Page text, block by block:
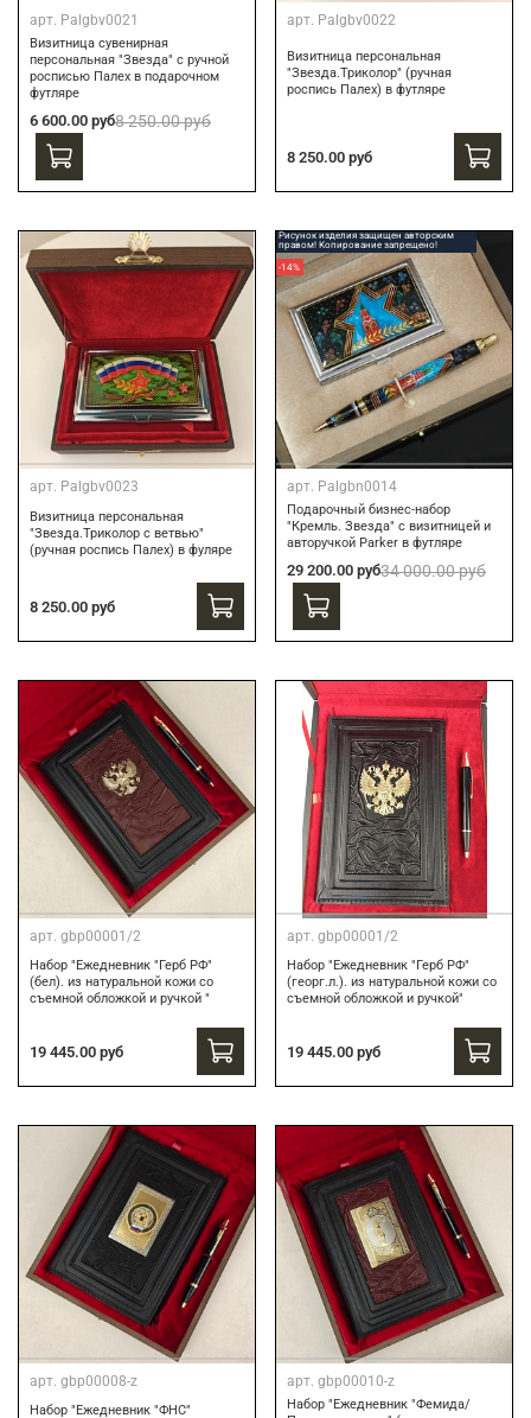
арт. Palgbv0021
Визитница сувенирная
персональная "Звезда" с ручной
росписью Палех в подарочном
футляре
6 600.00 руб8 250.00 руб
арт. Palgbv0022
Визитница персональная
"Звезда.Триколор" (ручная
роспись Палех) в футляре
8 250.00 руб
арт. Palgbv0023
Визитница персональная
"Звезда.Триколор с ветвью"
(ручная роспись Палех) в фуляре
8 250.00 руб
Рисунок изделия защищен авторским
правом! Копирование запрещено!
-14%
арт. Palgbn0014
Подарочный бизнес-набор
"Кремль. Звезда" с визитницей и
авторучкой Parker в футляре
29 200.00 руб34 000.00 руб
арт. gbp00001/2
Набор "Ежедневник "Герб РФ"
(бел). из натуральной кожи со
съемной обложкой и ручкой "
19 445.00 руб
арт. gbp00001/2
Набор "Ежедневник "Герб РФ"
(георг.л.). из натуральной кожи со
съемной обложкой и ручкой"
19 445.00 руб
арт. gbp00008-z
Набор "Ежедневник "ФНС"
арт. gbp00010-z
Набор "Ежедневник "Фемида/